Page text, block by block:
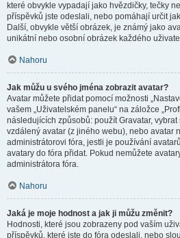
které obvykle vypadají jako hvězdičky, tečky
příspěvků jste odeslali, nebo pomáhají určit
Další, obvykle větší obrázek, je známý jako
unikátní nebo osobní obrázek každého
Nahoru
Jak můžu u svého jména zobrazit avatar?
Avatar můžete přidat pomocí možnosti
vašem „Uživatelském panelu“ na záložce
následujících způsobů: použít Gravatar,
vzdálený avatar (z jiného webu), nebo avatar
administrátorovi fóra, jestli je používání
avatary do fóra přidat. Pokud nemůžete
administrátora fóra.
Nahoru
Jaká je moje hodnost a jak ji můžu změnit?
Hodnosti, které jsou zobrazeny pod vaším
příspěvků, které jste do fóra odeslali, nebo